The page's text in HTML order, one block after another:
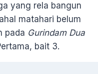
yang rela bangun
matahari belum
pada Gurindam Dua
bait 3.